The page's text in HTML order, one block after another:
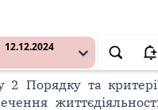
12.12.2024